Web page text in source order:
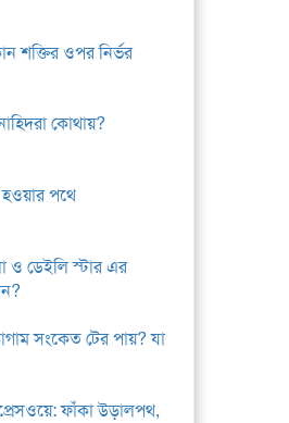
শক্তির ওপর নির্ভর
কোথায়?
পথে
ও ডেইলি স্টার এর
সংকেত টের পায়? যা
ফাঁকা উড়ালপথ,